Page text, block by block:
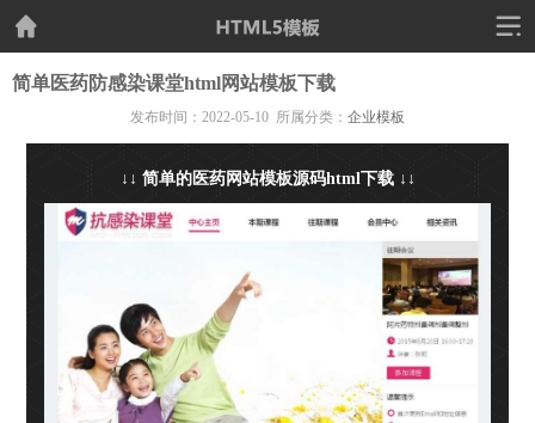
简单医药防感染课堂html网站模板下载
发布时间：2022-05-10 所属分类： 企业模板
↓↓ 简单的医药网站模板源码html下载 ↓↓